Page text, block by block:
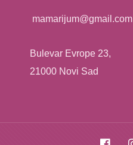
mamarijum@gmail.com​
Bulevar Evrope 23,
21000 Novi Sad